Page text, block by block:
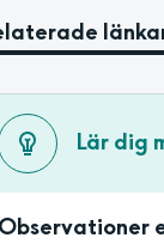
Lär dig
Observationer